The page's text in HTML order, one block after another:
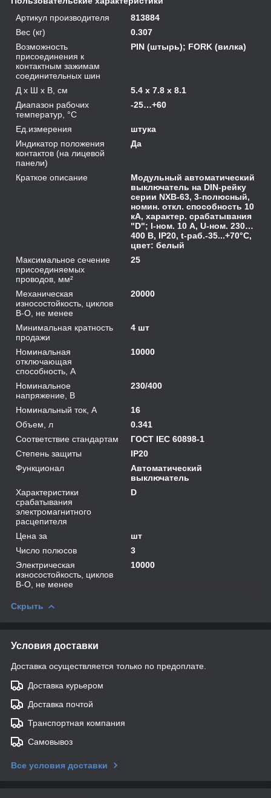
Артикул производителя
813884
Вес (кг)
0.307
Возможность
присоединения к
контактным зажимам
соединительных шин
PIN (штырь); FORK (вилка)
Д х Ш х В, см
5.4 x 7.8 x 8.1
Диапазон рабочих
температур, °С
-25…+60
Ед.измерения
штука
Индикатор положения
контактов (на лицевой
панели)
Да
Краткое описание
Модульный автоматический
выключатель на DIN-рейку
серии NXB-63, 3-полюсный,
номин. откл. способность 10
кА, характер. срабатывания
"D"; I-ном. 10 А, U-ном. 230…
400 В, IP20, t-раб.-35...+70°C,
цвет: белый
Максимальное сечение
присоединяемых
проводов, мм²
25
Механическая
износостойкость, циклов
В-О, не менее
20000
Минимальная кратность
продажи
4 шт
Номинальная
отключающая
способность, А
10000
Номинальное
напряжение, В
230/400
Номинальный ток, А
16
Объем, л
0.341
Соответствие стандартам
ГОСТ IEC 60898-1
Степень защиты
IP20
Функционал
Автоматический
выключатель
Характеристики
срабатывания
электромагнитного
расцепителя
D
Цена за
шт
Число полюсов
3
Электрическая
износостойкость, циклов
В-О, не менее
10000
Скрыть
Условия доставки
Доставка осуществляется только по предоплате.
Доставка курьером
Доставка почтой
Транспортная компания
Самовывоз
Все условия доставки